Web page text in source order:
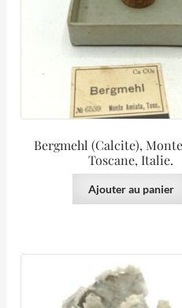
Bergmehl (Calcite),
Toscane, Italie.
Ajouter au panier